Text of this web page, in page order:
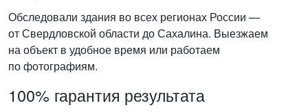
Обследовали здания во всех регионах России —
от Свердловской области до Сахалина. Выезжаем
на объект в удобное время или работаем
по фотографиям.
100% гарантия результата